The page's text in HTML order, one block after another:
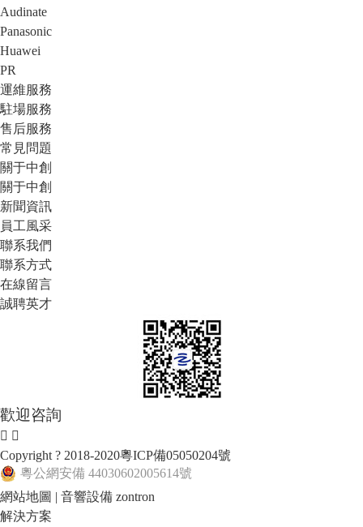
Audinate
Panasonic
Huawei
PR
運維服務
駐場服務
售后服務
常見問題
關于中創
關于中創
新聞資訊
員工風采
聯系我們
聯系方式
在線留言
誠聘英才
歡迎咨詢
Copyright ? 2018-2020粵ICP備05050204號
粵公網安備 44030602005614號
網站地圖 | 音響設備 zontron
解決方案